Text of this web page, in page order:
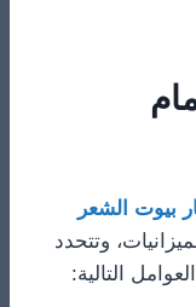
بيوت الشعر
وتتحدد
التالية: